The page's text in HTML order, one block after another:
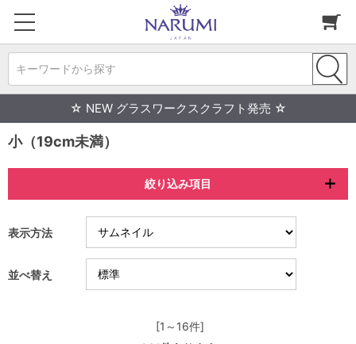
キーワードから探す
☆ NEW グラスワークスクラフト発売 ☆
小（19cm未満）
絞り込み項目
表示方法
並べ替え
[1～16件]